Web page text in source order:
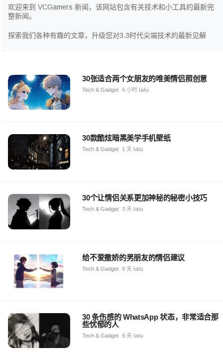
欢迎来到 VCGamers 新闻，该网站包含有关技术和小工具的最新完
整新闻。
探索我们各种有趣的文章，升级您对3.3时代尖端技术的最新见解
30张适合两个女朋友的唯美情侣照创意
Tech & Gadget 6 小时 lalu
30款酷炫暗黑美学手机壁纸
Tech & Gadget 1 天 lalu
30个让情侣关系更加神秘的秘密小技巧
Tech & Gadget 3 天 lalu
给不爱撒娇的男朋友的情侣建议
Tech & Gadget 6 天 lalu
30 条伤感的 WhatsApp 状态，非常适合那
些忧郁的人
Tech & Gadget 6 天 lalu